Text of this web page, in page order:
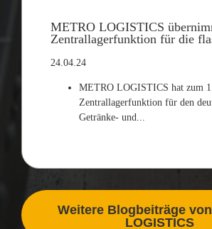
METRO LOGISTICS
Zentrallagerfunktion für die
24.04.24
METRO LOGISTICS hat zum
Zentrallagerfunktion für den
Getränke- und...
Weitere Blogbeiträge
LOGISTICS